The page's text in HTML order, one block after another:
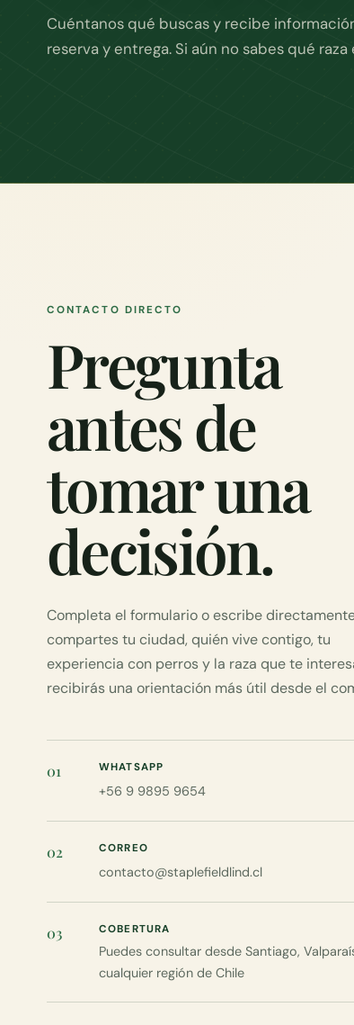
Cuéntanos qué buscas y recibe
reserva y entrega. Si aún no sabes qué
CONTACTO DIRECTO
Pregunta
antes de
tomar una
decisión.
Completa el formulario o escribe
compartes tu ciudad, quién vive contigo, tu
experiencia con perros y la raza que te
recibirás una orientación más útil desde el
01 WHATSAPP
+56 9 9895 9654
02 CORREO
contacto@staplefieldlind.cl
03 COBERTURA
Puedes consultar desde Santiago,
cualquier región de Chile